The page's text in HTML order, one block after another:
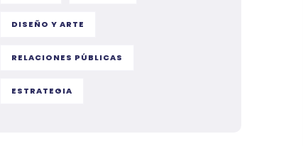
DISEÑO Y ARTE
RELACIONES PÚBLICAS
ESTRATEGIA